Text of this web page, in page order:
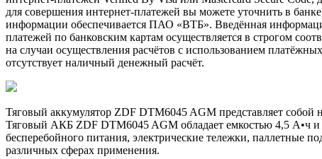
для совершения интернет-платежей вы можете уточнить в
информации обеспечивается ПАО «ВТБ». Введённая
платежей по банковским картам осуществляется в строгом
на случаи осуществления расчётов с использованием
отсутствует наличный денежный расчёт.
Тяговый аккумулятор ZDF DTM6045 AGM представляет
Тяговый АКБ ZDF DTM6045 AGM обладает емкостью 4,5 А•ч и
бесперебойного питания, электрические тележки, паллетные
различных сферах применения.